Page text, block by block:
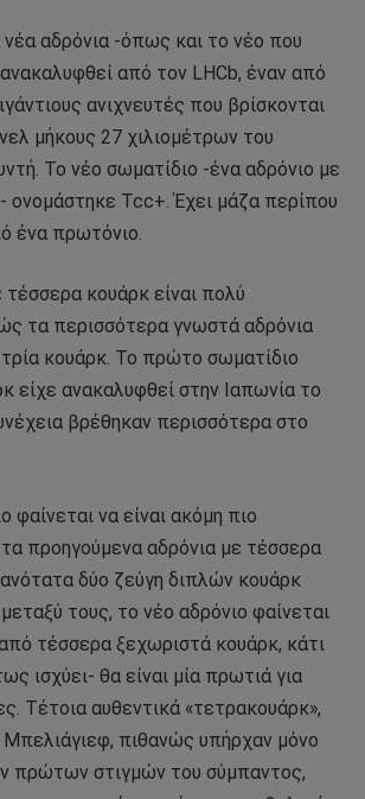
αδρόνια -όπως και το νέο που
από τον LHCb, έναν από
ανιχνευτές που βρίσκονται
μήκους 27 χιλιομέτρων του
Το νέο σωματίδιο -ένα αδρόνιο με
ονομάστηκε Tcc+. Έχει μάζα περίπου
ένα πρωτόνιο.
κουάρκ είναι πολύ
τα περισσότερα γνωστά αδρόνια
κουάρκ. Το πρώτο σωματίδιο
είχε ανακαλυφθεί στην Ιαπωνία το
βρέθηκαν περισσότερα στο
φαίνεται να είναι ακόμη πιο
προηγούμενα αδρόνια με τέσσερα
δύο ζεύγη διπλών κουάρκ
τους, το νέο αδρόνιο φαίνεται
τέσσερα ξεχωριστά κουάρκ, κάτι
ισχύει- θα είναι μία πρωτιά για
Τέτοια αυθεντικά «τετρακουάρκ»,
πιθανώς υπήρχαν μόνο
πρώτων στιγμών του σύμπαντος,